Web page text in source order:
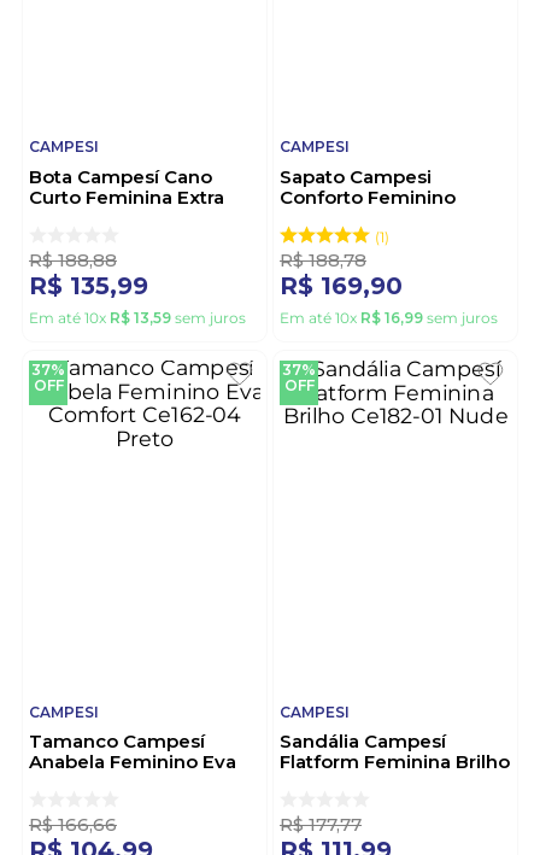
CAMPESI
Bota Campesí Cano
Curto Feminina Extra
R$ 188,88
R$ 135,99
Em até 10x R$ 13,59 sem juros
CAMPESI
Sapato Campesi
Conforto Feminino
White
1
R$ 188,78
R$ 169,90
Em até 10x R$ 16,99 sem juros
37%
OFF
CAMPESI
Tamanco Campesí
Anabela Feminino Eva
R$ 166,66
37%
OFF
CAMPESI
Sandália Campesí
Flatform Feminina Brilho
R$ 177,77